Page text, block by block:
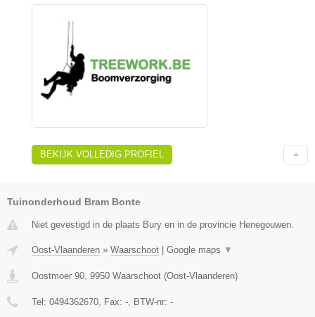
BEKIJK VOLLEDIG PROFIEL
Tuinonderhoud Bram Bonte
Niet gevestigd in de plaats Bury en in de provincie Henegouwen.
Oost-Vlaanderen » Waarschoot Google maps ▼
Oostmoer 90, 9950 Waarschoot (Oost-Vlaanderen)
Tel: 0494362670, Fax: -, BTW-nr: -